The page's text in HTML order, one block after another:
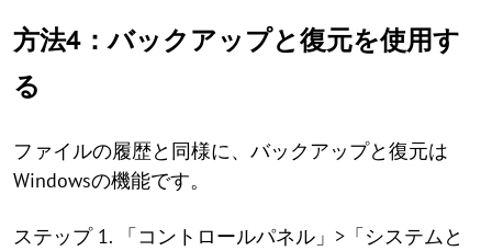
方法4：バックアップと復元を使用す
る
ファイルの履歴と同様に、バックアップと復元は
Windowsの機能です。
ステップ 1. 「コントロールパネル」>「システムと